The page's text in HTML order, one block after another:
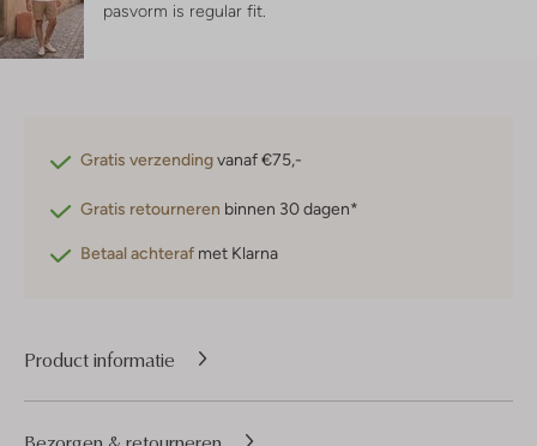
pasvorm is regular fit
Gratis verzendingvanaf €75,-
Gratis retourneren binnen 30 dagen*
Betaal achteraf met Klarna
Product informatie